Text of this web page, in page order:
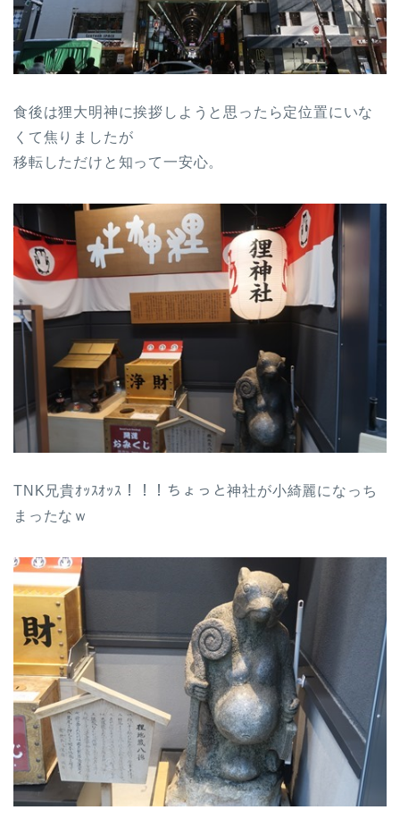
食後は狸大明神に挨拶しようと思ったら定位置にいな
くて焦りましたが
移転しただけと知って一安心。
TNK兄貴ｵｯｽｵｯｽ！！！ちょっと神社が小綺麗になっち
まったなｗ